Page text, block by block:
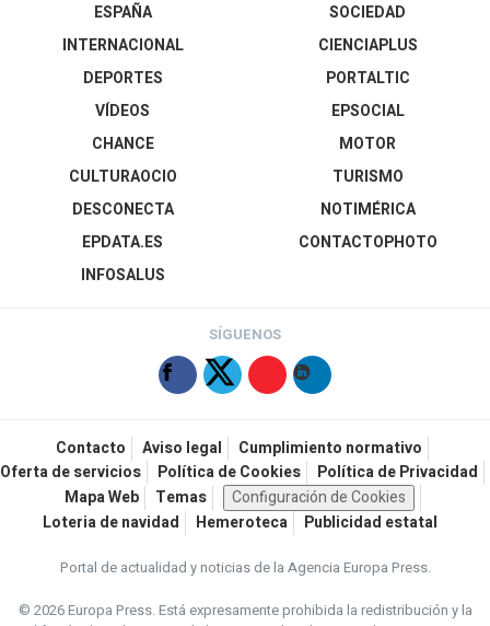
ESPAÑA
INTERNACIONAL
DEPORTES
VÍDEOS
SOCIEDAD
CIENCIAPLUS
PORTALTIC
EPSOCIAL
CHANCE
CULTURAOCIO
DESCONECTA
EPDATA.ES
INFOSALUS
MOTOR
TURISMO
NOTIMÉRICA
CONTACTOPHOTO
SÍGUENOS
Contacto Aviso legal
Cumplimiento normativo
Oferta de servicios
Política de Cookies
Política de Privacidad
Mapa Web
Temas
Configuración de Cookies
Loteria de navidad
Hemeroteca Publicidad estatal
Portal de actualidad y noticias de la Agencia Europa Press.
© 2026 Europa Press.Está expresamente prohibida la redistribución y la